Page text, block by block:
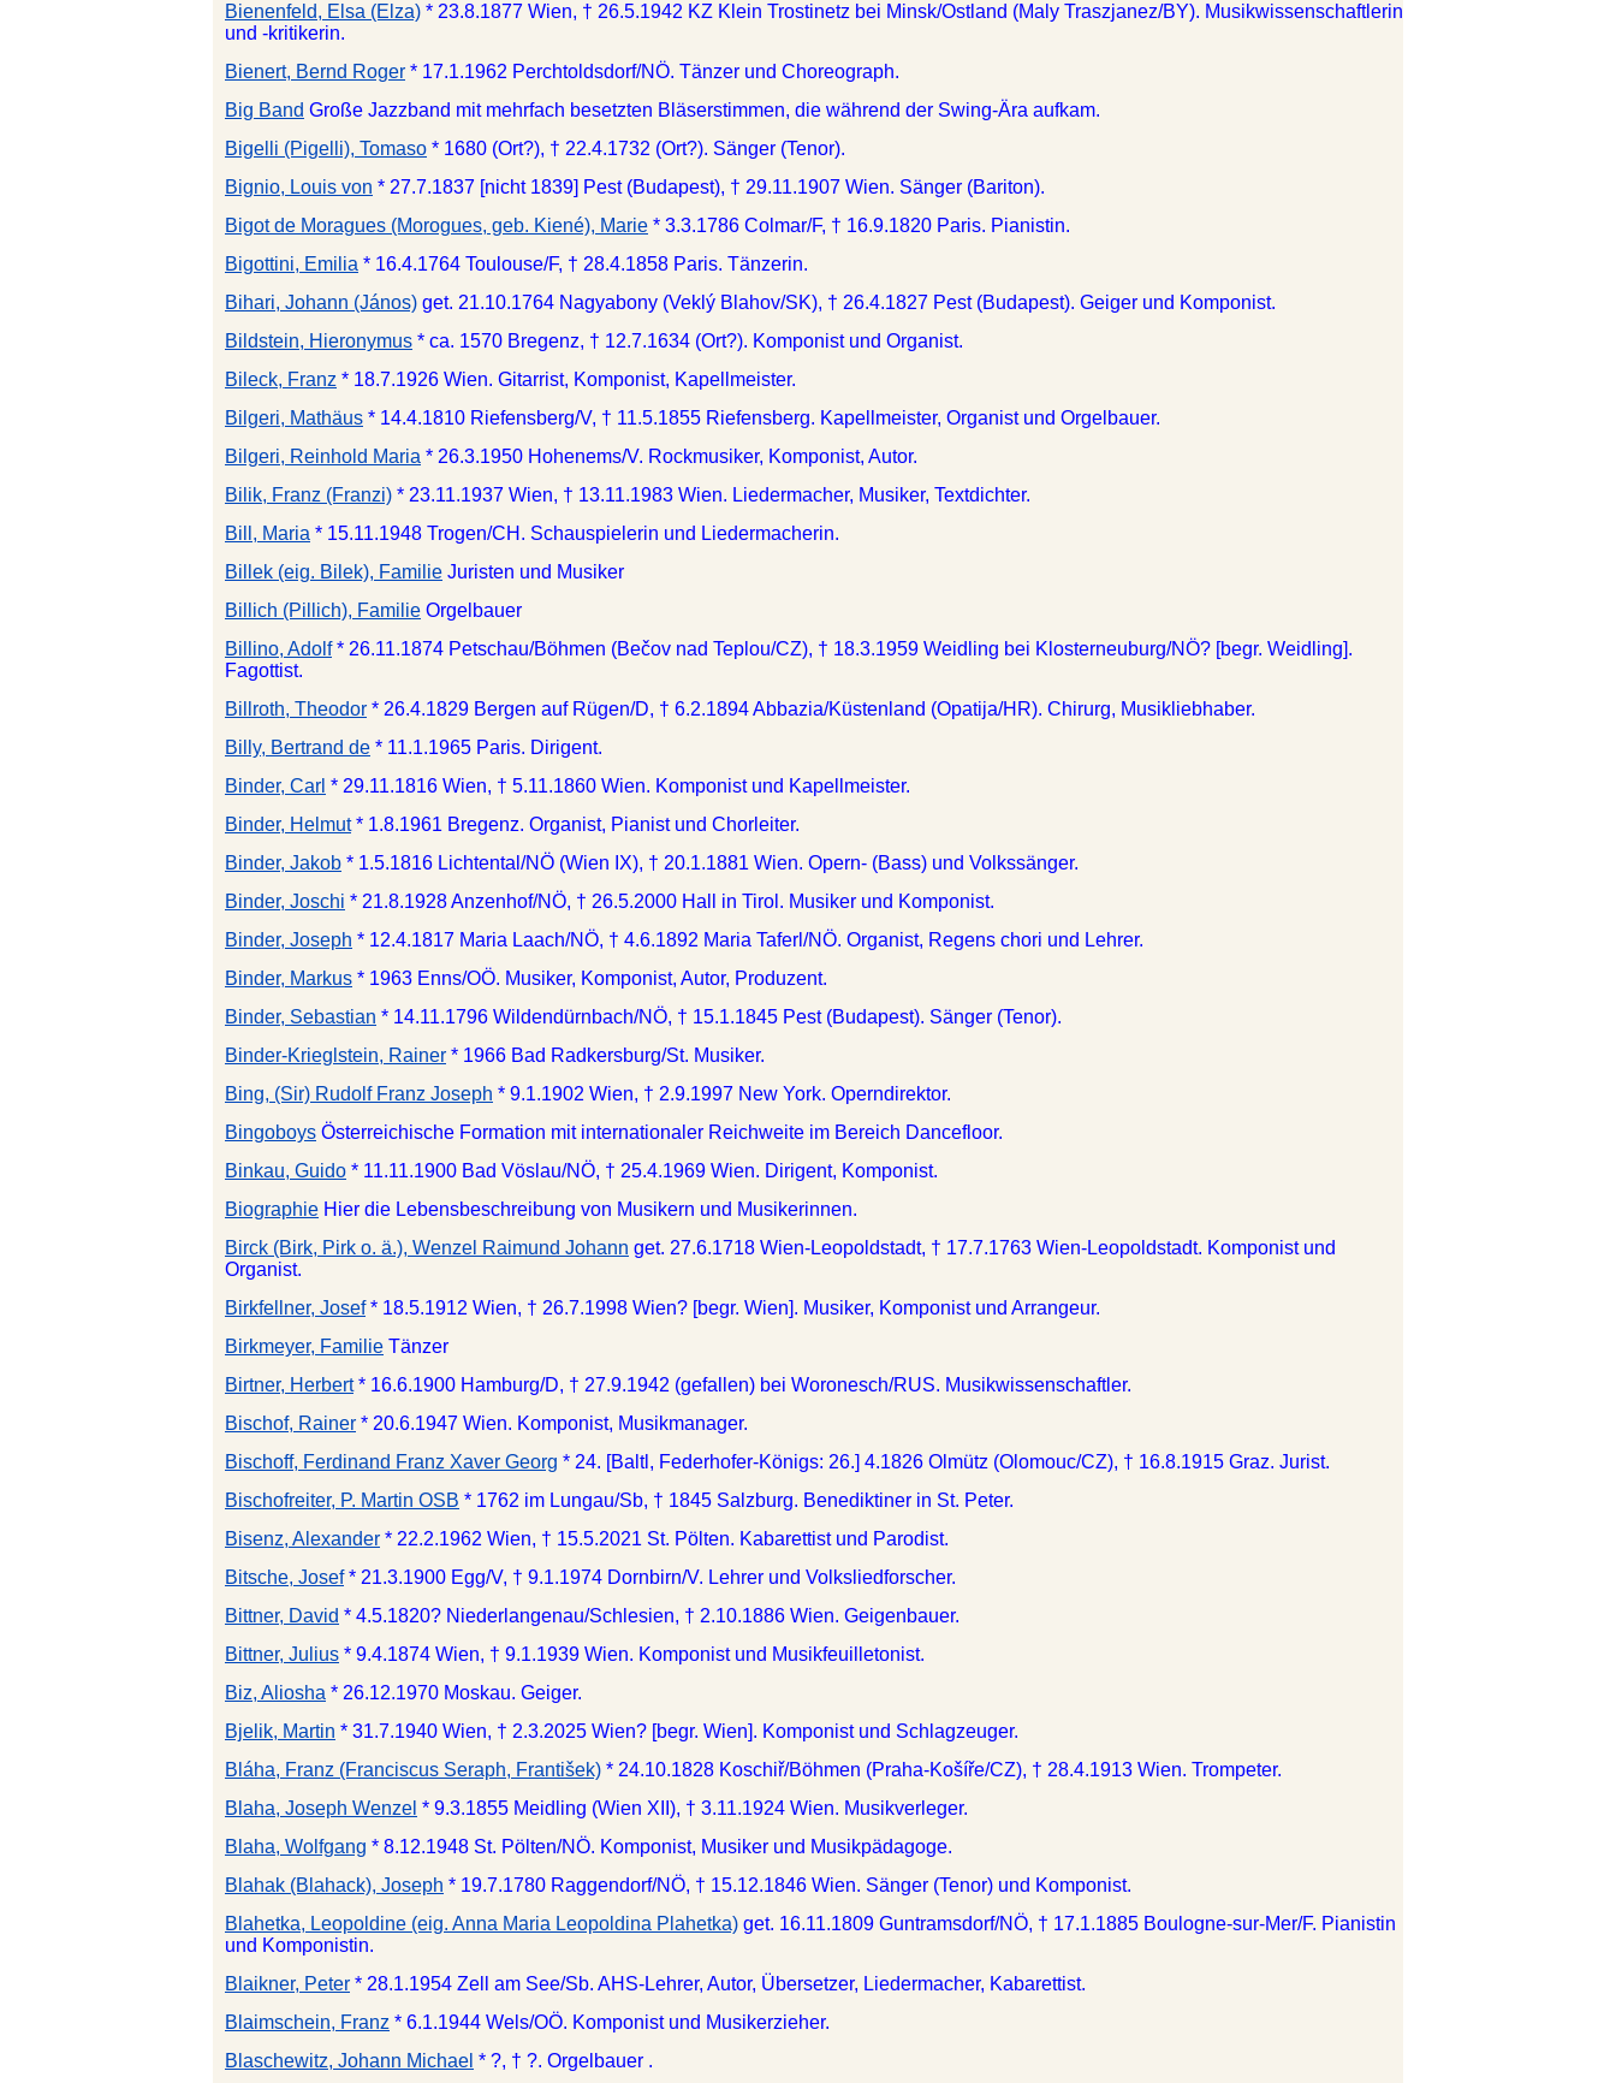
Bienenfeld, Elsa (Elza) * 23.8.1877 Wien, † 26.5.1942 KZ Klein Trostinetz bei Minsk/Ostland (Maly Traszjanez/BY). Musikwissenschaftlerin
und -kritikerin.
Bienert, Bernd Roger * 17.1.1962 Perchtoldsdorf/NÖ. Tänzer und Choreograph.
Big Band Große Jazzband mit mehrfach besetzten Bläserstimmen, die während der Swing-Ära aufkam.
Bigelli (Pigelli), Tomaso * 1680 (Ort?), † 22.4.1732 (Ort?). Sänger (Tenor).
Bignio, Louis von * 27.7.1837 [nicht 1839] Pest (Budapest), † 29.11.1907 Wien. Sänger (Bariton).
Bigot de Moragues (Morogues, geb. Kiené), Marie * 3.3.1786 Colmar/F, † 16.9.1820 Paris. Pianistin.
Bigottini, Emilia * 16.4.1764 Toulouse/F, † 28.4.1858 Paris. Tänzerin.
Bihari, Johann (János) get. 21.10.1764 Nagyabony (Veklý Blahov/SK), † 26.4.1827 Pest (Budapest). Geiger und Komponist.
Bildstein, Hieronymus * ca. 1570 Bregenz, † 12.7.1634 (Ort?). Komponist und Organist.
Bileck, Franz * 18.7.1926 Wien. Gitarrist, Komponist, Kapellmeister.
Bilgeri, Mathäus * 14.4.1810 Riefensberg/V, † 11.5.1855 Riefensberg. Kapellmeister, Organist und Orgelbauer.
Bilgeri, Reinhold Maria * 26.3.1950 Hohenems/V. Rockmusiker, Komponist, Autor.
Bilik, Franz (Franzi) * 23.11.1937 Wien, † 13.11.1983 Wien. Liedermacher, Musiker, Textdichter.
Bill, Maria * 15.11.1948 Trogen/CH. Schauspielerin und Liedermacherin.
Billek (eig. Bilek), Familie Juristen und Musiker
Billich (Pillich), Familie Orgelbauer
Billino, Adolf * 26.11.1874 Petschau/Böhmen (Bečov nad Teplou/CZ), † 18.3.1959 Weidling bei Klosterneuburg/NÖ? [begr. Weidling].
Fagottist.
Billroth, Theodor * 26.4.1829 Bergen auf Rügen/D, † 6.2.1894 Abbazia/Küstenland (Opatija/HR). Chirurg, Musikliebhaber.
Billy, Bertrand de * 11.1.1965 Paris. Dirigent.
Binder, Carl * 29.11.1816 Wien, † 5.11.1860 Wien. Komponist und Kapellmeister.
Binder, Helmut * 1.8.1961 Bregenz. Organist, Pianist und Chorleiter.
Binder, Jakob * 1.5.1816 Lichtental/NÖ (Wien IX), † 20.1.1881 Wien. Opern- (Bass) und Volkssänger.
Binder, Joschi * 21.8.1928 Anzenhof/NÖ, † 26.5.2000 Hall in Tirol. Musiker und Komponist.
Binder, Joseph * 12.4.1817 Maria Laach/NÖ, † 4.6.1892 Maria Taferl/NÖ. Organist, Regens chori und Lehrer.
Binder, Markus * 1963 Enns/OÖ. Musiker, Komponist, Autor, Produzent.
Binder, Sebastian * 14.11.1796 Wildendürnbach/NÖ, † 15.1.1845 Pest (Budapest). Sänger (Tenor).
Binder-Krieglstein, Rainer * 1966 Bad Radkersburg/St. Musiker.
Bing, (Sir) Rudolf Franz Joseph * 9.1.1902 Wien, † 2.9.1997 New York. Operndirektor.
Bingoboys Österreichische Formation mit internationaler Reichweite im Bereich Dancefloor.
Binkau, Guido * 11.11.1900 Bad Vöslau/NÖ, † 25.4.1969 Wien. Dirigent, Komponist.
Biographie Hier die Lebensbeschreibung von Musikern und Musikerinnen.
Birck (Birk, Pirk o. ä.), Wenzel Raimund Johann get. 27.6.1718 Wien-Leopoldstadt, † 17.7.1763 Wien-Leopoldstadt. Komponist und
Organist.
Birkfellner, Josef * 18.5.1912 Wien, † 26.7.1998 Wien? [begr. Wien]. Musiker, Komponist und Arrangeur.
Birkmeyer, Familie Tänzer
Birtner, Herbert * 16.6.1900 Hamburg/D, † 27.9.1942 (gefallen) bei Woronesch/RUS. Musikwissenschaftler.
Bischof, Rainer * 20.6.1947 Wien. Komponist, Musikmanager.
Bischoff, Ferdinand Franz Xaver Georg * 24. [Baltl, Federhofer-Königs: 26.] 4.1826 Olmütz (Olomouc/CZ), † 16.8.1915 Graz. Jurist.
Bischofreiter, P. Martin OSB * 1762 im Lungau/Sb, † 1845 Salzburg. Benediktiner in St. Peter.
Bisenz, Alexander * 22.2.1962 Wien, † 15.5.2021 St. Pölten. Kabarettist und Parodist.
Bitsche, Josef * 21.3.1900 Egg/V, † 9.1.1974 Dornbirn/V. Lehrer und Volksliedforscher.
Bittner, David * 4.5.1820? Niederlangenau/Schlesien, † 2.10.1886 Wien. Geigenbauer.
Bittner, Julius * 9.4.1874 Wien, † 9.1.1939 Wien. Komponist und Musikfeuilletonist.
Biz, Aliosha * 26.12.1970 Moskau. Geiger.
Bjelik, Martin * 31.7.1940 Wien, † 2.3.2025 Wien? [begr. Wien]. Komponist und Schlagzeuger.
Bláha, Franz (Franciscus Seraph, František) * 24.10.1828 Koschiř/Böhmen (Praha-Košíře/CZ), † 28.4.1913 Wien. Trompeter.
Blaha, Joseph Wenzel * 9.3.1855 Meidling (Wien XII), † 3.11.1924 Wien. Musikverleger.
Blaha, Wolfgang * 8.12.1948 St. Pölten/NÖ. Komponist, Musiker und Musikpädagoge.
Blahak (Blahack), Joseph * 19.7.1780 Raggendorf/NÖ, † 15.12.1846 Wien. Sänger (Tenor) und Komponist.
Blahetka, Leopoldine (eig. Anna Maria Leopoldina Plahetka) get. 16.11.1809 Guntramsdorf/NÖ, † 17.1.1885 Boulogne-sur-Mer/F. Pianistin
und Komponistin.
Blaikner, Peter * 28.1.1954 Zell am See/Sb. AHS-Lehrer, Autor, Übersetzer, Liedermacher, Kabarettist.
Blaimschein, Franz * 6.1.1944 Wels/OÖ. Komponist und Musikerzieher.
Blaschewitz, Johann Michael * ?, † ?. Orgelbauer .